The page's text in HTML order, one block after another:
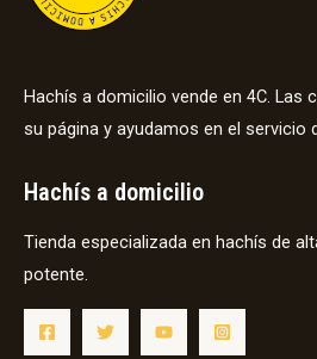
Hachís a domicilio vende en 4C. Las
su página y ayudamos en el servicio
Hachís a domicilio
Tienda especializada en hachís de
potente.